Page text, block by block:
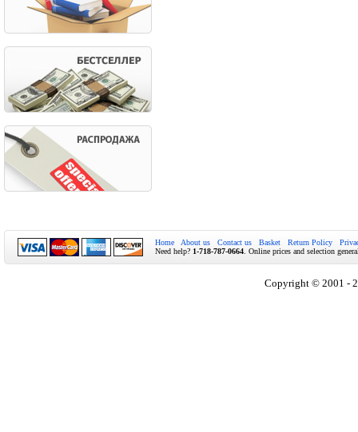
Home About us Contact us Basket Return Policy
Need help? 1-718-787-0664 . Online prices and selection
Copyright © 2001 -